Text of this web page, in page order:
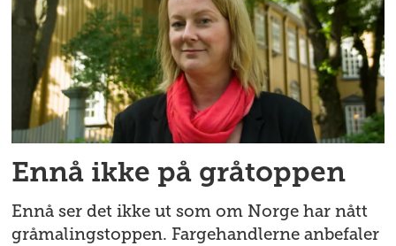
Ennå ikke på gråtoppen
Ennå ser det ikke ut som om Norge har nått
gråmalingstoppen. Fargehandlerne anbefaler